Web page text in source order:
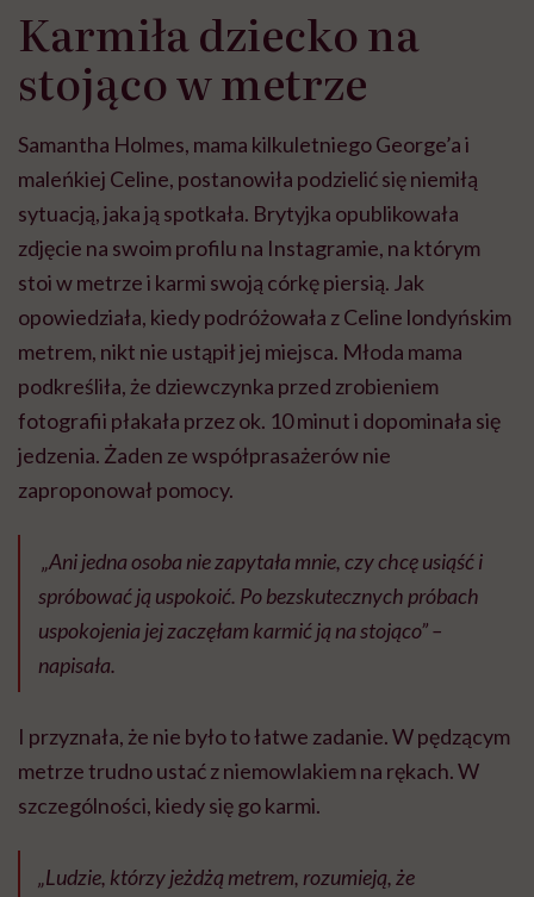
Karmiła dziecko na
stojąco w metrze
Samantha Holmes, mama kilkuletniego George’a i
maleńkiej Celine, postanowiła podzielić się niemiłą
sytuacją, jaka ją spotkała. Brytyjka opublikowała
zdjęcie na swoim profilu na Instagramie, na którym
stoi w metrze i karmi swoją córkę piersią. Jak
opowiedziała, kiedy podróżowała z Celine londyńskim
metrem, nikt nie ustąpił jej miejsca. Młoda mama
podkreśliła, że dziewczynka przed zrobieniem
fotografii płakała przez ok. 10 minut i dopominała się
jedzenia. Żaden ze współprasażerów nie
zaproponował pomocy.
„Ani jedna osoba nie zapytała mnie, czy chcę usiąść i
spróbować ją uspokoić. Po bezskutecznych próbach
uspokojenia jej zaczęłam karmić ją na stojąco” –
napisała.
I przyznała, że nie było to łatwe zadanie. W pędzącym
metrze trudno ustać z niemowlakiem na rękach. W
szczególności, kiedy się go karmi.
„Ludzie, którzy jeżdżą metrem, rozumieją, że